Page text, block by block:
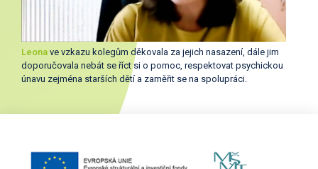
Leona ve vzkazu kolegům děkovala za jejich nasazení, dále jim
doporučovala nebát se říct si o pomoc, respektovat psychickou
únavu zejména starších dětí a zaměřit se na spolupráci.